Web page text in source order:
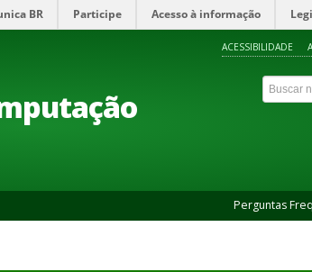
BR Participe Acesso à informação
ACESSIBILIDADE
Perguntas